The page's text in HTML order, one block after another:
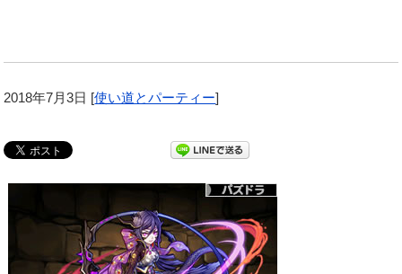
2018年7月3日 [使い道とパーティー]